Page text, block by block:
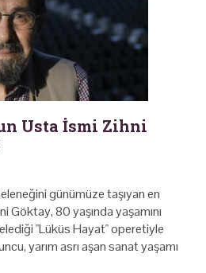
Usta İsmi Zihni
günümüze taşıyan en
Göktay, 80 yaşında yaşamını
"Lüküs Hayat" operetiyle
yarım asrı aşan sanat yaşamı